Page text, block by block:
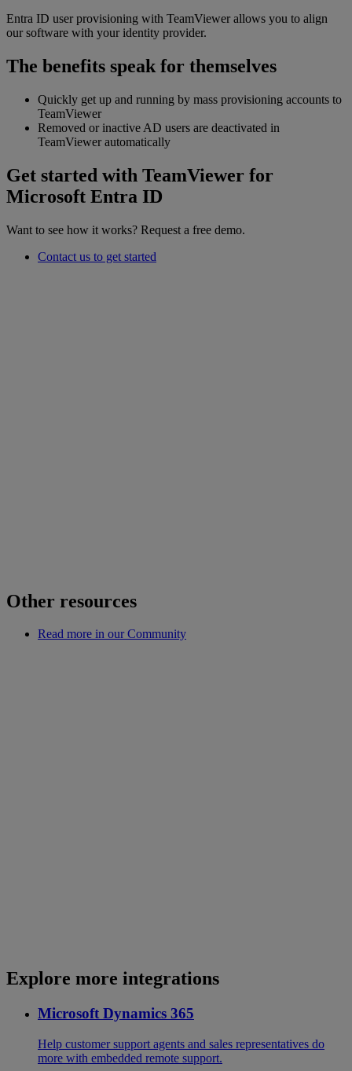
Entra ID user provisioning with TeamViewer allows you to align
our software with your identity provider.
The benefits speak for themselves
Quickly get up and running by mass provisioning accounts to
TeamViewer
Removed or inactive AD users are deactivated in
TeamViewer automatically
Get started with TeamViewer for
Microsoft Entra ID
Want to see how it works? Request a free demo.
Contact us to get started
Other resources
Read more in our Community
Explore more integrations
Microsoft Dynamics 365
Help customer support agents and sales representatives do
more with embedded remote support.